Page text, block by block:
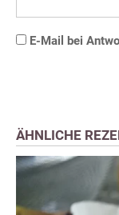
E-Mail bei
ÄHNLICHE